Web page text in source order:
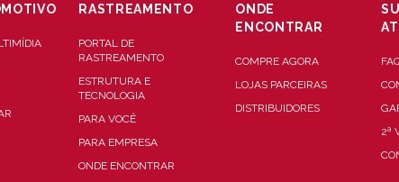
RASTREAMENTO
PORTAL DE
RASTREAMENTO
ESTRUTURA E
TECNOLOGIA
PARA VOCÊ
PARA EMPRESA
ONDE ENCONTRAR
ONDE
ENCONTRAR
COMPRE AGORA
LOJAS PARCEIRAS
DISTRIBUIDORES
2ª